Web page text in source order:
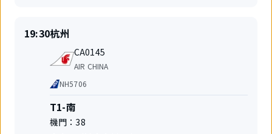
準
時
19:30出
發
杭州
航
班
號
CA0145
航
公
司
AIR CHINA
代
碼
共
享
航
NH5706
航
站
T1-南
機門：38